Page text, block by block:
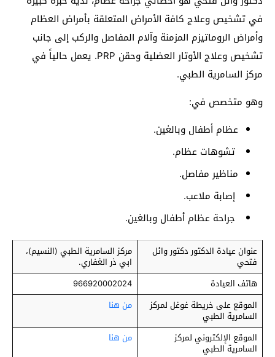
في تشخيص وعلاج كافة الأمراض المتعلقة بأمراض العظام
وأمراض الروماتيزم المزمنة وآلام المفاصل والركب إلى جانب
تشخيص وعلاج الأوتار العضلية وحقن PRP. يعمل حالياً في
مركز السامرية الطبي.
وهو متخصص في:
عظام أطفال وبالغين.
تشوهات عظام.
مناظير مفاصل.
إصابة ملاعب.
جراحة عظام أطفال وبالغين.
عنوان عيادة الدكتور دكتور وائل
فتحي
مركز السامرية الطبي (النسيم)،
ابي ذر الغفاري.
هاتف العيادة
966920002024
الموقع على خريطة غوغل لمركز
السامرية الطبي
من هنا
الموقع الإلكتروني لمركز
السامرية الطبي
من هنا